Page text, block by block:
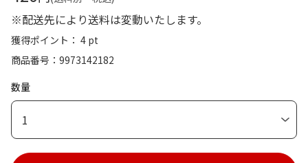
※配送先により送料は変動いたします。
獲得ポイント： 4 pt
商品番号
9973142182
数量
1